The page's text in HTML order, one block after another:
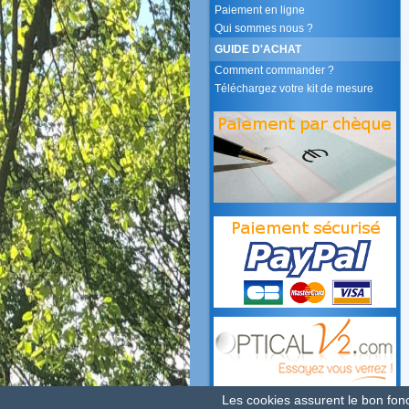
Paiement en ligne
Qui sommes nous ?
GUIDE D'ACHAT
Comment commander ?
Téléchargez votre kit de mesure
Les cookies assurent le bon